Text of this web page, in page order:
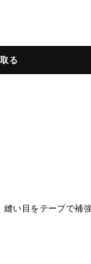
る
い目をテープで補